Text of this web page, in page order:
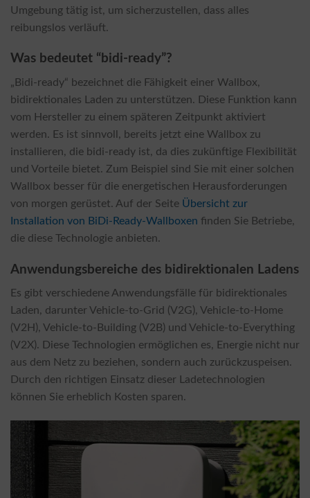
Umgebung tätig ist, um sicherzustellen, dass alles
reibungslos verläuft.
Was bedeutet “bidi-ready”?
„Bidi-ready“ bezeichnet die Fähigkeit einer Wallbox,
bidirektionales Laden zu unterstützen. Diese Funktion kann
vom Hersteller zu einem späteren Zeitpunkt aktiviert
werden. Es ist sinnvoll, bereits jetzt eine Wallbox zu
installieren, die bidi-ready ist, da dies zukünftige Flexibilität
und Vorteile bietet. Zum Beispiel sind Sie mit einer solchen
Wallbox besser für die energetischen Herausforderungen
von morgen gerüstet. Auf der Seite Übersicht zur
Installation von BiDi-Ready-Wallboxen finden Sie Betriebe,
die diese Technologie anbieten.
Anwendungsbereiche des bidirektionalen Ladens
Es gibt verschiedene Anwendungsfälle für bidirektionales
Laden, darunter Vehicle-to-Grid (V2G), Vehicle-to-Home
(V2H), Vehicle-to-Building (V2B) und Vehicle-to-Everything
(V2X). Diese Technologien ermöglichen es, Energie nicht nur
aus dem Netz zu beziehen, sondern auch zurückzuspeisen.
Durch den richtigen Einsatz dieser Ladetechnologien
können Sie erheblich Kosten sparen.